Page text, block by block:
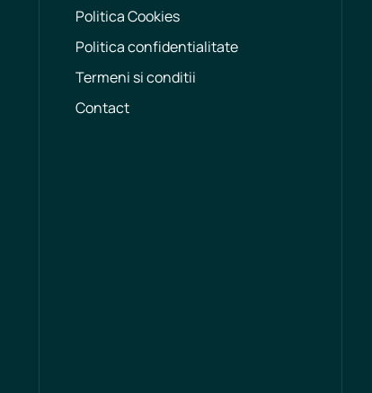
Politica Cookies
Politica confidentialitate
Termeni si conditii
Contact